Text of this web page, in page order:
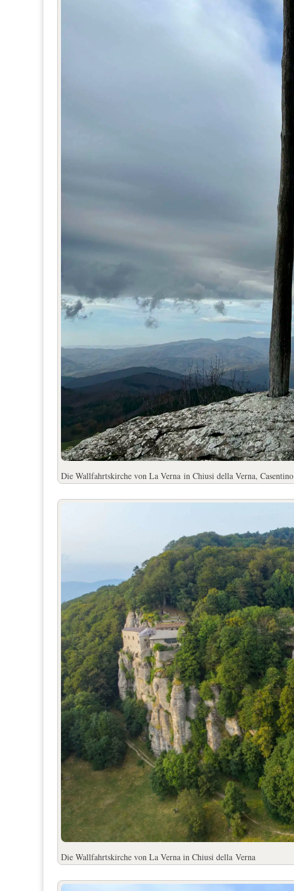
Die Wallfahrtskirche von La Verna in Chiusi della Verna, Casentino
Die Wallfahrtskirche von La Verna in Chiusi della Verna